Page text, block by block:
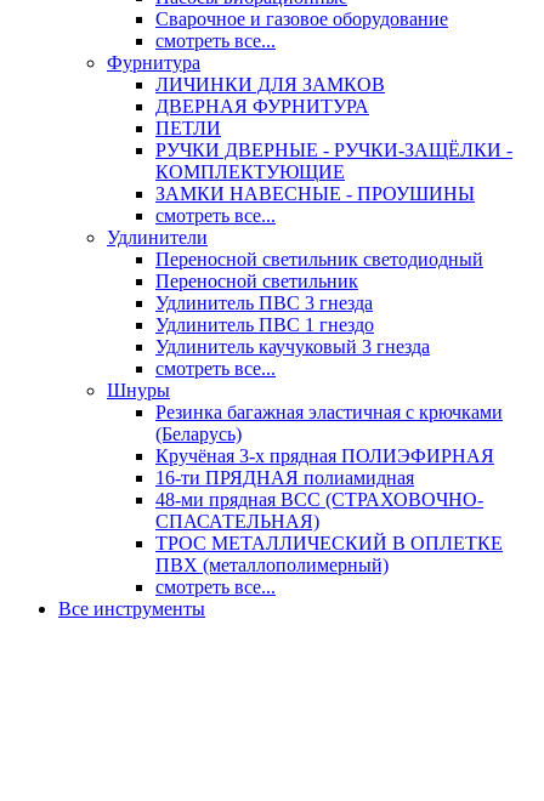
Сварочное и газовое оборудование
смотреть все...
Фурнитура
ЛИЧИНКИ ДЛЯ ЗАМКОВ
ДВЕРНАЯ ФУРНИТУРА
ПЕТЛИ
РУЧКИ ДВЕРНЫЕ - РУЧКИ-ЗАЩЁЛКИ -
КОМПЛЕКТУЮЩИЕ
ЗАМКИ НАВЕСНЫЕ - ПРОУШИНЫ
смотреть все...
Удлинители
Переносной светильник светодиодный
Переносной светильник
Удлинитель ПВС 3 гнезда
Удлинитель ПВС 1 гнездо
Удлинитель каучуковый 3 гнезда
смотреть все...
Шнуры
Резинка багажная эластичная с крючками
(Беларусь)
Кручёная 3-х прядная ПОЛИЭФИРНАЯ
16-ти ПРЯДНАЯ полиамидная
48-ми прядная ВСС (СТРАХОВОЧНО-
СПАСАТЕЛЬНАЯ)
ТРОС МЕТАЛЛИЧЕСКИЙ В ОПЛЕТКЕ
ПВХ (металлополимерный)
смотреть все...
Все инструменты